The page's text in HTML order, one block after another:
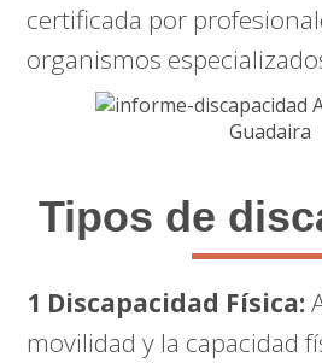
certificada por
organismos
Tipos de
1 Discapacidad Física:
movilidad y la capacidad